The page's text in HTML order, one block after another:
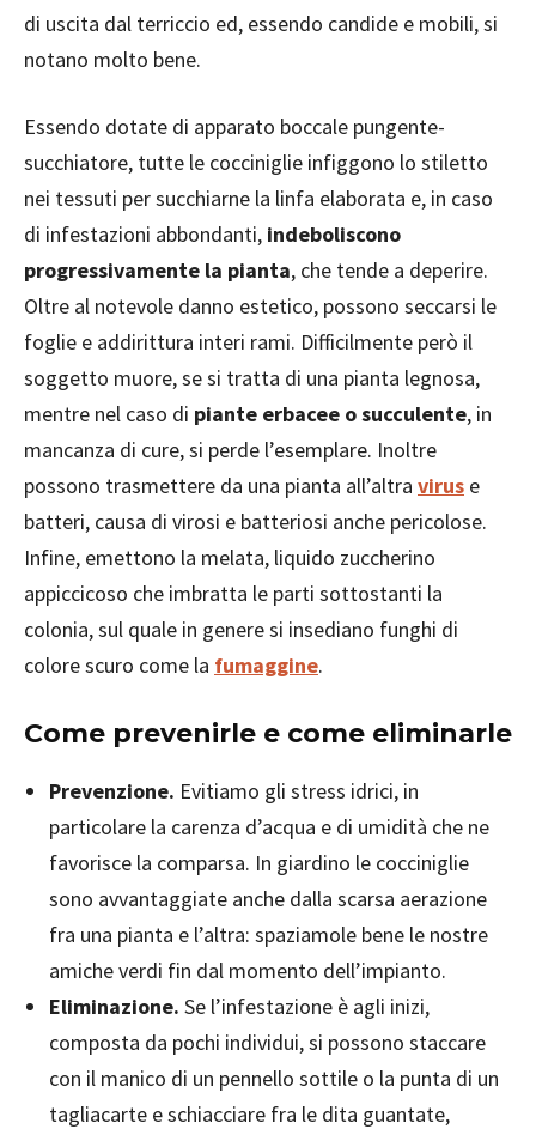
di uscita dal terriccio ed, essendo candide e mobili, si
notano molto bene.
Essendo dotate di apparato boccale pungente-
succhiatore, tutte le cocciniglie infiggono lo stiletto
nei tessuti per succhiarne la linfa elaborata e, in caso
di infestazioni abbondanti, indeboliscono
progressivamente la pianta, che tende a deperire.
Oltre al notevole danno estetico, possono seccarsi le
foglie e addirittura interi rami. Difficilmente però il
soggetto muore, se si tratta di una pianta legnosa,
mentre nel caso di piante erbacee o succulente, in
mancanza di cure, si perde l’esemplare. Inoltre
possono trasmettere da una pianta all’altra virus e
batteri, causa di virosi e batteriosi anche pericolose.
Infine, emettono la melata, liquido zuccherino
appiccicoso che imbratta le parti sottostanti la
colonia, sul quale in genere si insediano funghi di
colore scuro come la fumaggine.
Come prevenirle e come eliminarle
Prevenzione. Evitiamo gli stress idrici, in
particolare la carenza d’acqua e di umidità che ne
favorisce la comparsa. In giardino le cocciniglie
sono avvantaggiate anche dalla scarsa aerazione
fra una pianta e l’altra: spaziamole bene le nostre
amiche verdi fin dal momento dell’impianto.
Eliminazione. Se l’infestazione è agli inizi,
composta da pochi individui, si possono staccare
con il manico di un pennello sottile o la punta di un
tagliacarte e schiacciare fra le dita guantate,